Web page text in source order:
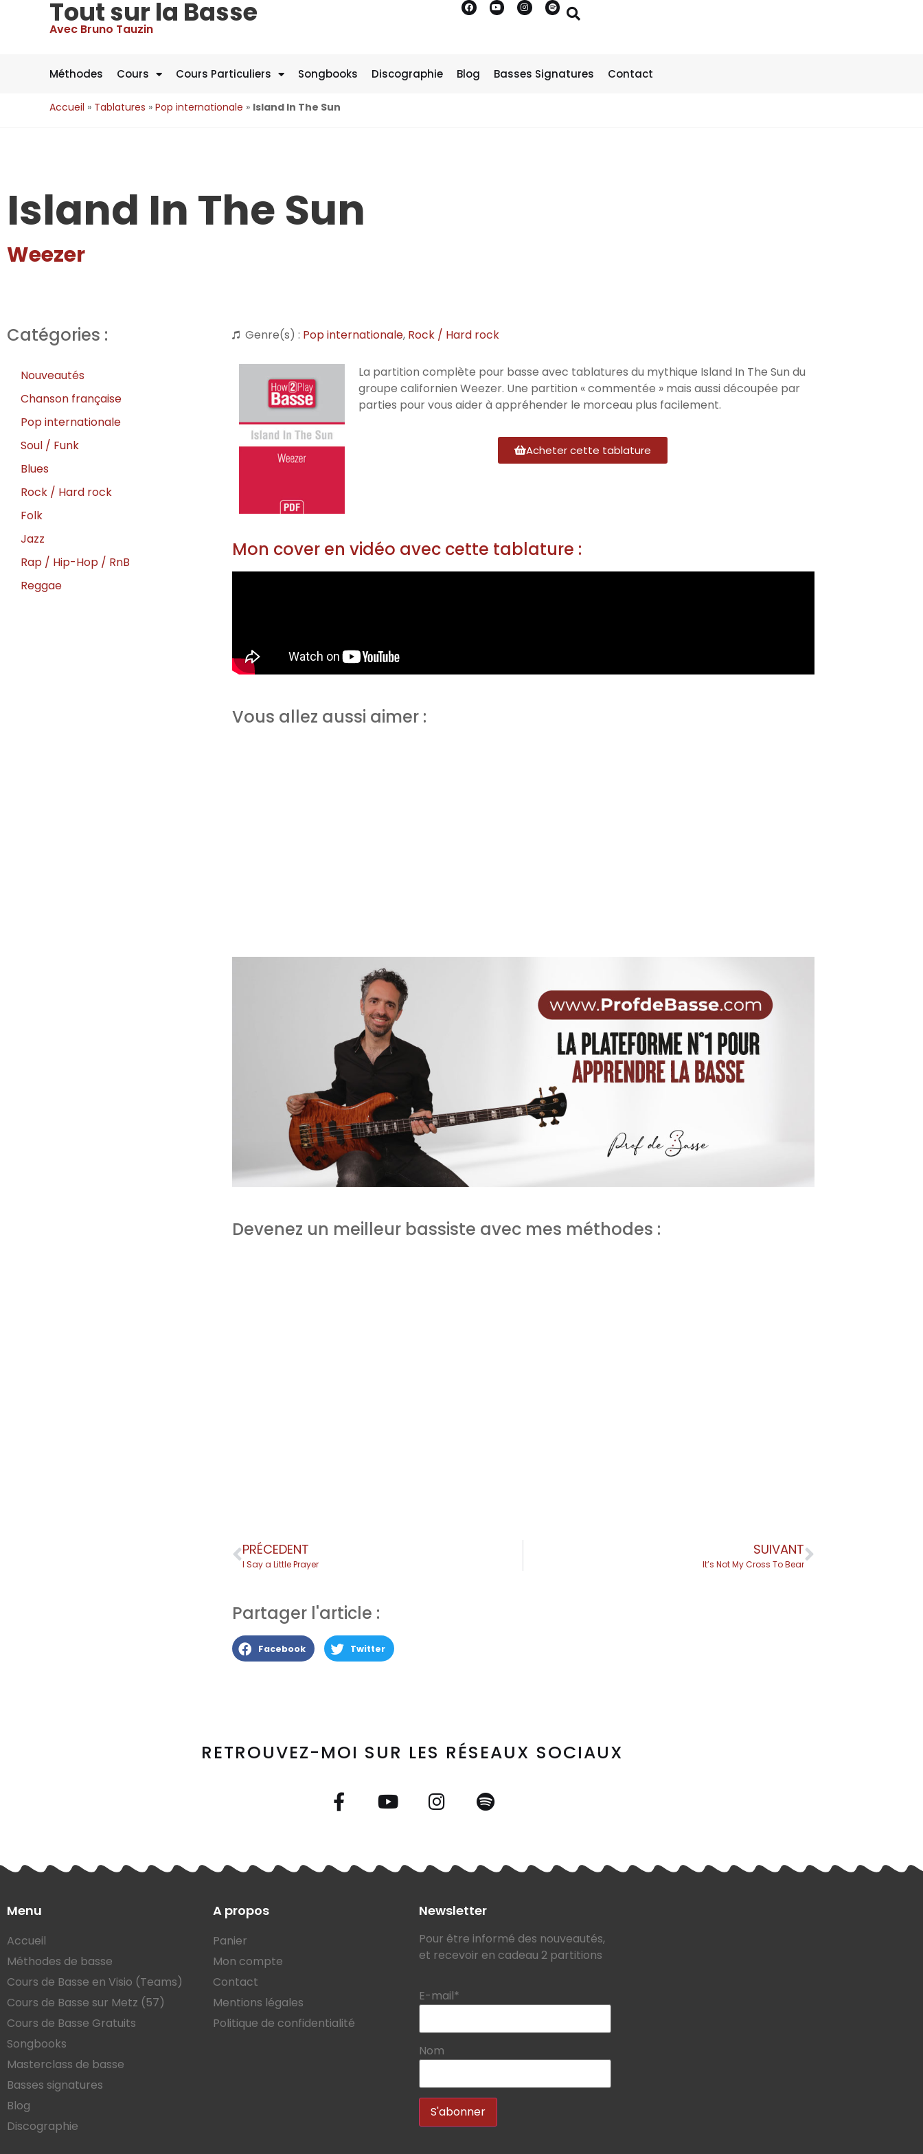
Tout sur la Basse
Avec Bruno Tauzin
Méthodes Cours Cours Particuliers Songbooks Discographie Blog Basses Signatures Contact
Accueil » Tablatures » Pop internationale » Island In The Sun
Island In The Sun
Weezer
Catégories :
Nouveautés
Chanson française
Pop internationale
Soul / Funk
Blues
Rock / Hard rock
Folk
Jazz
Rap / Hip-Hop / RnB
Reggae
Genre(s) : Pop internationale, Rock / Hard rock
La partition complète pour basse avec tablatures du mythique Island In The Sun du
groupe californien Weezer. Une partition « commentée » mais aussi découpée par
parties pour vous aider à appréhender le morceau plus facilement.
Acheter cette tablature
Mon cover en vidéo avec cette tablature :
Vous allez aussi aimer :
Devenez un meilleur bassiste avec mes méthodes :
PRÉCEDENT
I Say a Little Prayer
SUIVANT
It’s Not My Cross To Bear
Partager l'article :
Facebook Twitter
RETROUVEZ-MOI SUR LES RÉSEAUX SOCIAUX
Menu
Accueil
Méthodes de basse
Cours de Basse en Visio (Teams)
Cours de Basse sur Metz (57)
Cours de Basse Gratuits
Songbooks
Masterclass de basse
Basses signatures
Blog
Discographie
A propos
Panier
Mon compte
Contact
Mentions légales
Politique de confidentialité
Newsletter
Pour être informé des nouveautés,
et recevoir en cadeau 2 partitions
E-mail*
Nom